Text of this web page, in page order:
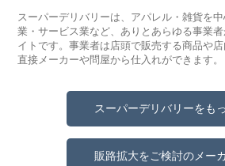
スーパーデリバリーは、アパレル・雑貨を
業・サービス業など、ありとあらゆる事業
イトです。事業者は店頭で販売する商品や
直接メーカーや問屋から仕入れができます。
スーパーデリバリーをも
販路拡大をご検討のメー